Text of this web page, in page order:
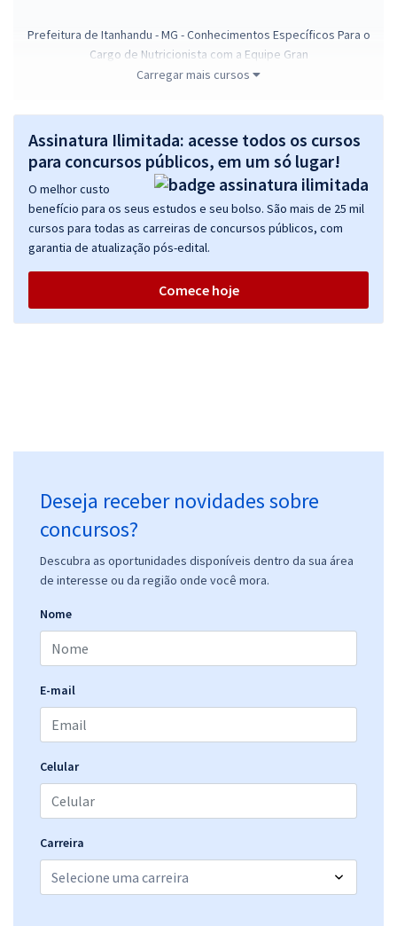
Prefeitura de Itanhandu - MG - Conhecimentos Específicos Para o
Cargo de Nutricionista com a Equipe Gran
R$ 306,24à vista
Comprar
Prefeitura de Itanhandu - MG - Cirurgião Dentista de ESF
ou 12x de R$33,33
Economize R$ 59,98 (-20%)
Prefeitura de Itanhandu - MG - Enfermeiro de ESF
ou 12x deR$33,33
Prefeitura de Itanhandu - MG - Conhecimentos Específicos para o
Cargo de Enfermeiro de ESF
ou 12x de
29,52
Carregar mais cursos
Assinatura Ilimitada: acesse todos os cursos
para concursos públicos, em um só lugar!
O melhor custo
benefício para os seus estudos e seu bolso. São mais de 25 mil
cursos para todas as carreiras de concursos públicos, com
garantia de atualização pós-edital.
Comece hoje
Deseja receber novidades sobre
concursos?
Descubra as oportunidades disponíveis dentro da sua área
de interesse ou da região onde você mora.
Nome
E-mail
Celular
Carreira